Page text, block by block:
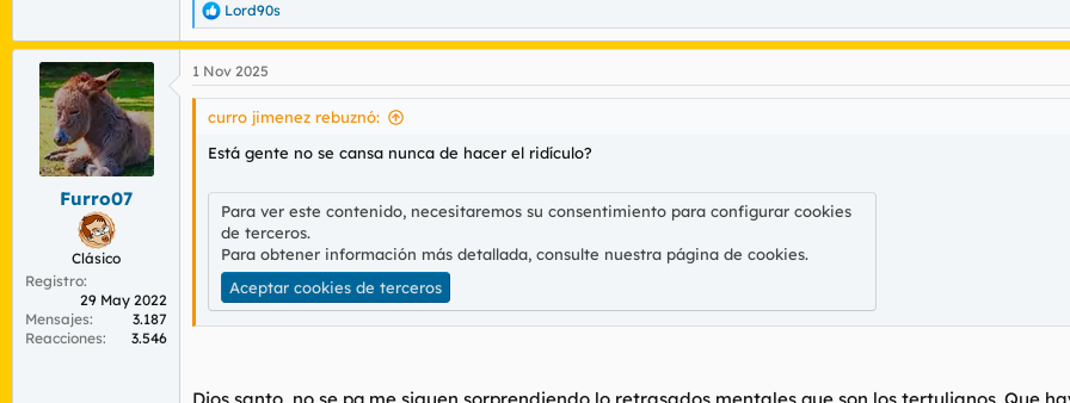
R
e
c
c
Lord90s
Furro07
Clásico
Registro
29 May 2022
Mensajes
3.187
Reacciones
3.546
1 Nov 2025
curro jimenez rebuznó:
Está gente no se cansa nunca de hacer el ridículo?
Para ver este contenido, necesitaremos su consentimiento para configurar cookies
de terceros.
Para obtener información más detallada, consulte nuestra página de cookies.
Aceptar cookies de terceros